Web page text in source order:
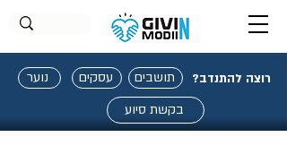
נוער עסקים תושבים רוצה להתנדב?
בקשת סיוע